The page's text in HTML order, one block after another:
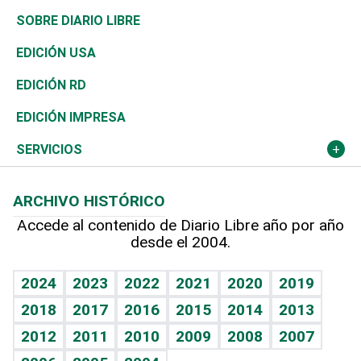
José Boquete
Reportajes
Asia
África
Ocenanía
Caribe
Resto del mundo
Consumo
Vivienda
Telecom.
Global y variable
Economía personal
Belleza
Buena Vida
Sociales
Novedades
Podcast Arte Libre
Hablando con el pediatra
Vida y familia
Eñe
Celebrando la vida
Golf
Ciclismo
Tenis
Olimpismo
Más deportes
Línea de hit
TBT Deportivo
De buena tinta
En Directo
El Espía
Noticiero Poteleche
Columnistas
Más firmas
Clima
Tecnología
Historia
Martes de tecnología
Cambio climático
Mundo
Economía
Revista
Deportes
Opinión
Hecho en casa
Guía del dinero
SOBRE DIARIO LIBRE
EDICIÓN USA
EDICIÓN RD
EDICIÓN IMPRESA
SERVICIOS
Cumpleaños
Horóscopos
Crucigramas
ARCHIVO HISTÓRICO
Accede al contenido de Diario Libre año por año
desde el 2004.
2024 2023 2022 2021 2020
2019
2018
2017 2016 2015 2014
2013
2012
2011 2010 2009 2008
2007